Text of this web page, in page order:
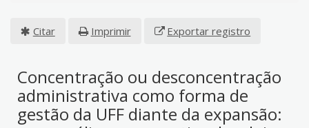
Citar Imprimir Exportar registro
Concentração ou desconcentração
administrativa como forma de
gestão da UFF diante da expansão: